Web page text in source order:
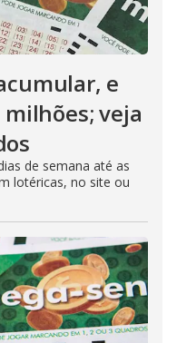
e
milhões; veja
de semana até as
lotéricas, no site ou